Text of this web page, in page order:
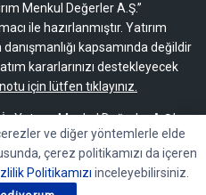
Menkul Değerler A.Ş.”
ile hazırlanmıştır. Yatırım
kapsamında değildir
kararlarınızı destekleyecek
için lütfen tıklayınız.
Yatırım Menkul Değerler A.Ş.’ye
başkaları tarafından
tamamen çoğaltılamaz,
değiştirilemez.
ve diğer yöntemlerle elde
çerez politikamızı da içeren
Politikamızı inceleyebilirsiniz.